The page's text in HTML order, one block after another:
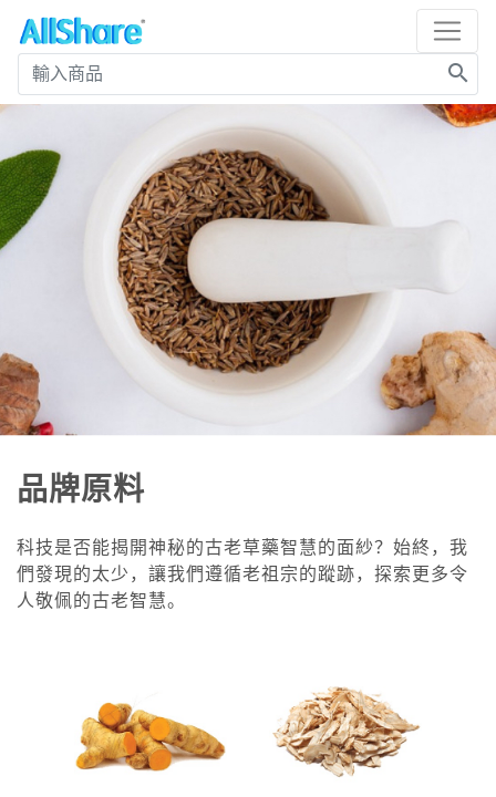
search
品牌原料
科技是否能揭開神秘的古老草藥智慧的面紗？始終，我
們發現的太少，讓我們遵循老祖宗的蹤跡，探索更多令
人敬佩的古老智慧。